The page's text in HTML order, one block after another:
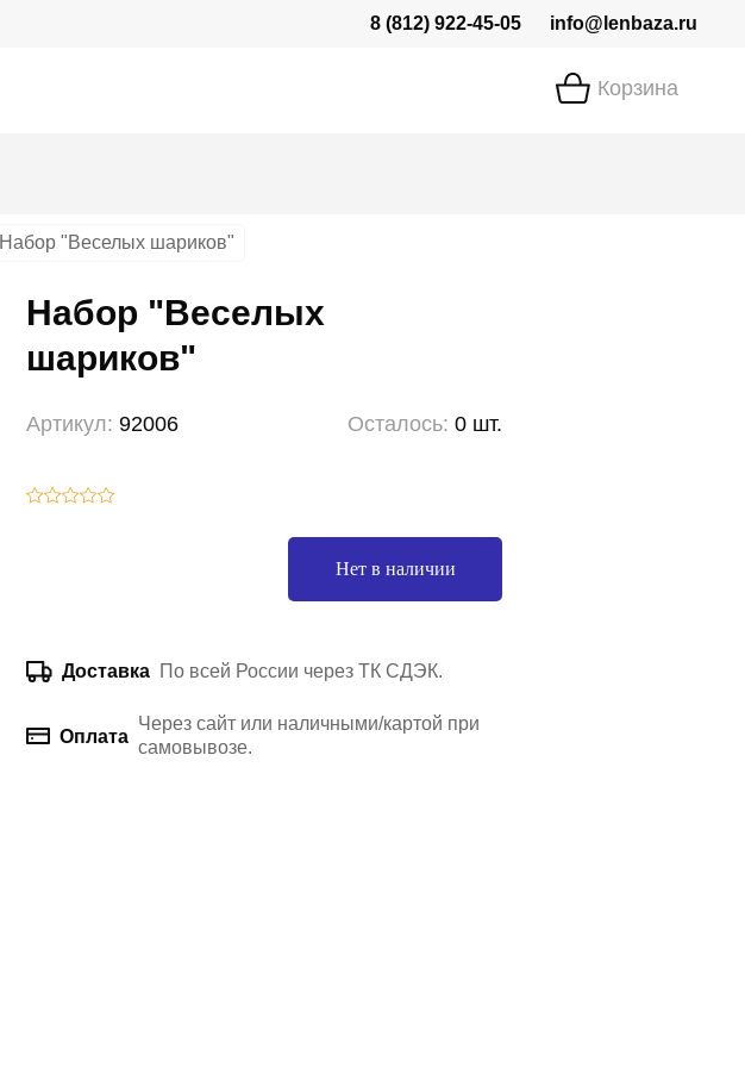
8 (812) 922-45-05 info@lenbaza.ru
Корзина
Набор "Веселых шариков"
Набор "Веселых
шариков"
Артикул: 92006 Осталось: 0 шт.
Нет в наличии
Доставка По всей России через ТК СДЭК.
Оплата
Через сайт или наличными/картой при
самовывозе.